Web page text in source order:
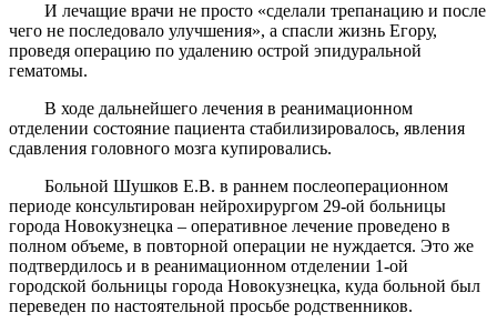
И лечащие врачи не просто «сделали трепанацию и после
чего не последовало улучшения», а спасли жизнь Егору,
проведя операцию по удалению острой эпидуральной
гематомы.
В ходе дальнейшего лечения в реанимационном
отделении состояние пациента стабилизировалось, явления
сдавления головного мозга купировались.
Больной Шушков Е.В. в раннем послеоперационном
периоде консультирован нейрохирургом 29-ой больницы
города Новокузнецка – оперативное лечение проведено в
полном объеме, в повторной операции не нуждается. Это же
подтвердилось и в реанимационном отделении 1-ой
городской больницы города Новокузнецка, куда больной был
переведен по настоятельной просьбе родственников.